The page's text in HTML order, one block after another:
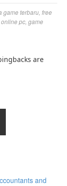
game terbaru free
pc game
are
and